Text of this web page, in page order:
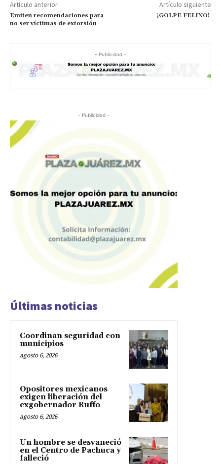
Artículo anterior
Emiten recomendaciones para
no ser víctimas de extorsión
Artículo siguiente
¡GOLPE FELINO!
- Publicidad -
- Publicidad -
Últimas noticias
Coordinan seguridad con
municipios
agosto 6, 2026
Opositores mexicanos
exigen liberación del
exgobernador Ruffo
agosto 6, 2026
Un hombre se desvaneció
en el Centro de Pachuca y
falleció